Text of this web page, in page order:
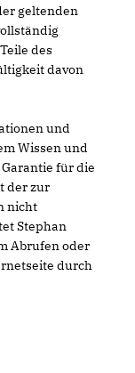
geltenden
des
davon
und
Wissen und
für die
der zur
nicht
Stephan
Abrufen oder
durch